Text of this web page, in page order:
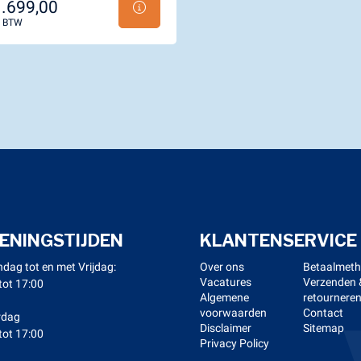
tot en met Vrijdag:
17:00
17:00
KLANTENSERVICE
Over ons
Vacatures
Algemene
voorwaarden
Disclaimer
Privacy Policy
Verzenden
Contact
Sitemap